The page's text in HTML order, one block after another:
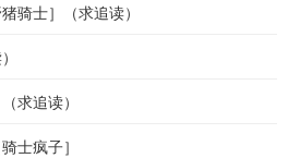
骑士］（求追读）
求追读）
士疯子］